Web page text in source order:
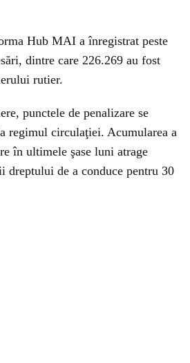
Hub MAI a înregistrat peste
dintre care 226.269 au fost
rutier.
punctele de penalizare se
regimul circulaţiei. Acumularea a
în ultimele şase luni atrage
dreptului de a conduce pentru 30